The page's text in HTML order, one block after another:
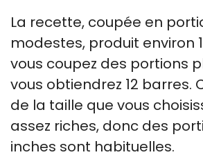
La recette, coupée en
modestes, produit environ
vous coupez des portions
vous obtiendrez 12 barres.
de la taille que vous
assez riches, donc des
inches sont habituelles.